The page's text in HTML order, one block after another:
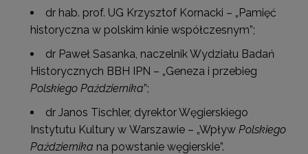
dr hab. prof. UG Krzysztof Kornacki – „Pamięć
historyczna w polskim kinie współczesnym”;
dr Paweł Sasanka, naczelnik Wydziału Badań
Historycznych BBH IPN – „Geneza i przebieg
Polskiego Października”;
dr Janos Tischler, dyrektor Węgierskiego
Instytutu Kultury w Warszawie – „Wpływ Polskiego
Października na powstanie węgierskie”.